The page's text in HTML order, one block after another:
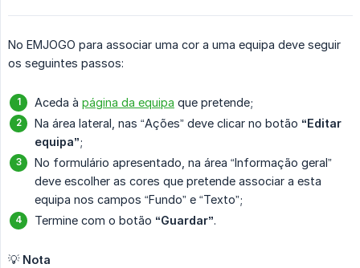
No EMJOGO para associar uma cor a uma equipa deve seguir
os seguintes passos:
Aceda à página da equipa que pretende;
Na área lateral, nas “Ações” deve clicar no botão “Editar
equipa”;
No formulário apresentado, na área “Informação geral”
deve escolher as cores que pretende associar a esta
equipa nos campos “Fundo” e “Texto”;
Termine com o botão “Guardar”.
💡 Nota